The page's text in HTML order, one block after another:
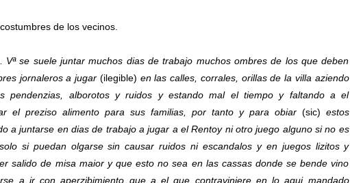
de los vecinos.
se suele juntar muchos dias de trabajo muchos ombres de los que deben
jornaleros a jugar (ilegible) en las calles, corrales, orillas de la villa aziendo
pendenzias, alborotos y ruidos y estando mal el tiempo y faltando a el
el preziso alimento para sus familias, por tanto y para obiar (sic) estos
a juntarse en dias de trabajo a jugar a el Rentoy ni otro juego alguno si no es
si puedan olgarse sin causar ruidos ni escandalos y en juegos lizitos y
salido de misa maior y que esto no sea en las cassas donde se bende vino
a ir con aperzibimiento que a el que contraviniere en lo aqui mandado